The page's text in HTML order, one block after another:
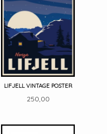
LIFJELL VINTAGE POSTER
Pris
250,00